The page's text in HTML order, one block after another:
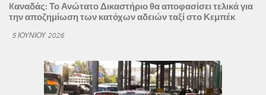
Kαναδάς: Το Ανώτατο Δικαστήριο θα αποφασίσει τελικά για
την αποζημίωση των κατόχων αδειών ταξί στο Κεμπέκ
5 ΙΟΥΝΊΟΥ 2026